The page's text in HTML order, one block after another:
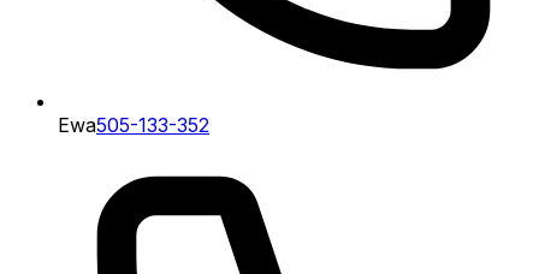
Ewa505-133-352